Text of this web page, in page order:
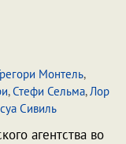
Монтель,
,Стефи Сельма,Лор
Сивиль
агентства во